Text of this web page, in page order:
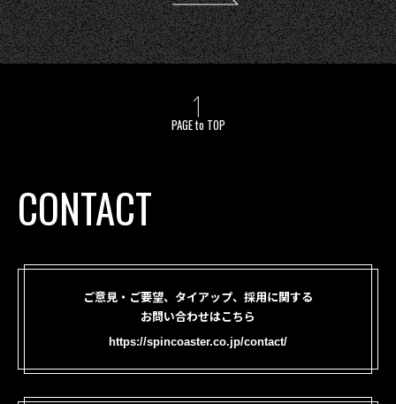
PAGE to TOP
CONTACT
ご意見・ご要望、タイアップ、採用に関する
お問い合わせはこちら
https://spincoaster.co.jp/contact/